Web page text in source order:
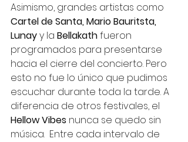
Asimismo, grandes artistas como
Cartel de Santa, Mario Bauritsta,
Lunay y la Bellakath fueron
programados para presentarse
hacia el cierre del concierto. Pero
esto no fue lo único que pudimos
escuchar durante toda la tarde. A
diferencia de otros festivales, el
Hellow Vibes nunca se quedo sin
música.  Entre cada intervalo de